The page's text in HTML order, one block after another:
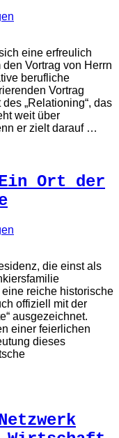
eine erfreulich
Vortrag von Herrn
berufliche
Vortrag
„Relationing“, das
weit über
er zielt darauf …
Ort der
die einst als
reiche historische
offiziell mit der
ausgezeichnet.
einer feierlichen
dieses